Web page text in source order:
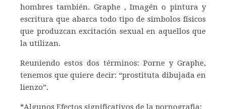
hombres también. Graphe , Imagén o pintura y
escritura que abarca todo tipo de simbolos físicos
que produzcan excitación sexual en aquellos que
la utilizan.
Reuniendo estos dos términos: Porne y Graphe,
tenemos que quiere decir: “prostituta dibujada en
lienzo”.
*Algunos Efectos significativos de la pornografia: